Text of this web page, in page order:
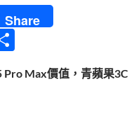
Share
Max價值，青蘋果3C